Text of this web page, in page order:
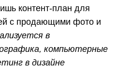
контент-план для
с продающими фото и
в
компьютерные
в дизайне